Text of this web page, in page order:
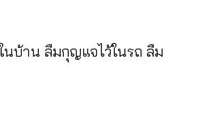
บ้าน ลืมกุญแจไว้ในรถ ลืม